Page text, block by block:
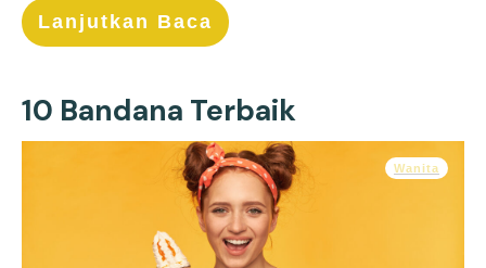
Lanjutkan Baca
10 Bandana Terbaik
Wanita